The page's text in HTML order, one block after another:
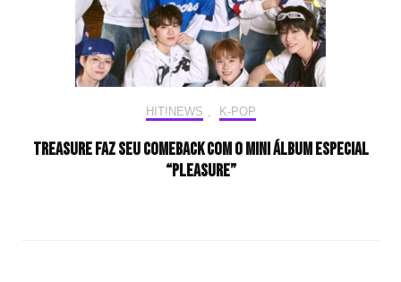
HIT!NEWS , K-POP
TREASURE faz seu comeback com o mini álbum especial
“PLEASURE”